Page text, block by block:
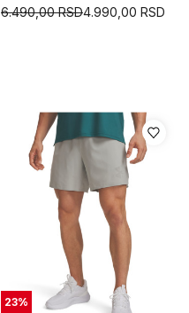
4.990,00 RSD
6.490,00RSD
23%